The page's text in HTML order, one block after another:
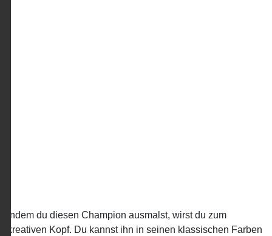
Indem du diesen Champion ausmalst, wirst du zum
kreativen Kopf. Du kannst ihn in seinen klassischen Farben